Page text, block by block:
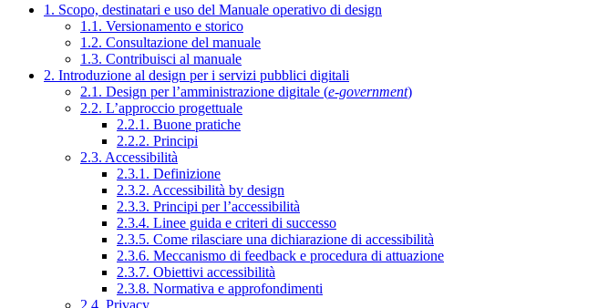
1. Scopo, destinatari e uso del Manuale operativo di design
1.1. Versionamento e storico
1.2. Consultazione del manuale
1.3. Contribuisci al manuale
2. Introduzione al design per i servizi pubblici digitali
2.1. Design per l’amministrazione digitale (e-government)
2.2. L’approccio progettuale
2.2.1. Buone pratiche
2.2.2. Principi
2.3. Accessibilità
2.3.1. Definizione
2.3.2. Accessibilità by design
2.3.3. Principi per l’accessibilità
2.3.4. Linee guida e criteri di successo
2.3.5. Come rilasciare una dichiarazione di accessibilità
2.3.6. Meccanismo di feedback e procedura di attuazione
2.3.7. Obiettivi accessibilità
2.3.8. Normativa e approfondimenti
2.4. Privacy